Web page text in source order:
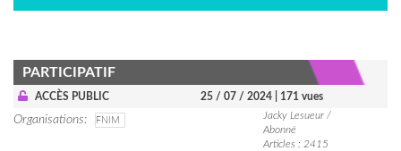
PARTICIPATIF
ACCÈS PUBLIC 25 / 07 / 2024 | 171 vues
Organisations FNIM
Jacky Lesueur /
Abonné
Articles : 2415